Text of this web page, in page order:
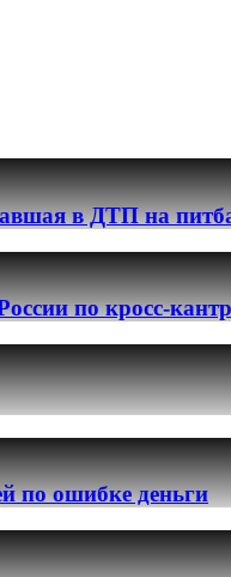
в ДТП на
по кросс-
по ошибке деньги